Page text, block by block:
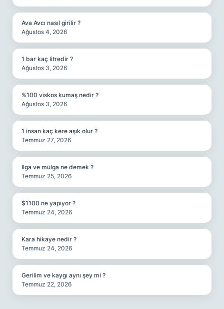
Ava Avcı nasıl girilir ?
Ağustos 4, 2026
1 bar kaç litredir ?
Ağustos 3, 2026
%100 viskos kumaş nedir ?
Ağustos 3, 2026
1 insan kaç kere aşık olur ?
Temmuz 27, 2026
Ilga ve mülga ne demek ?
Temmuz 25, 2026
$1100 ne yapıyor ?
Temmuz 24, 2026
Kara hikaye nedir ?
Temmuz 24, 2026
Gerilim ve kaygı aynı şey mi ?
Temmuz 22, 2026